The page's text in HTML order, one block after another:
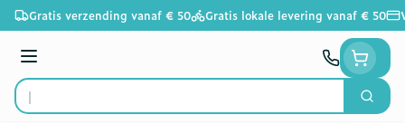
Ga naar de inhoud
Gratis verzending vanaf € 50 Gratis lokale levering vanaf € 50
Menu
Product, merk, categorie...
Zoek